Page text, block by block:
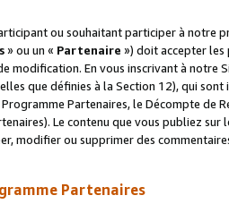
ou souhaitant participer à notre
» ou un « Partenaire ») doit accepter les
modification. En vous inscrivant à notre
que définies à la Section 12), qui
Programme Partenaires, le Décompte de
Le contenu que vous publiez
modifier ou supprimer des
Partenaires